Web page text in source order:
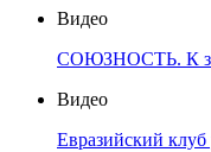
Видео
СОЮЗНОСТЬ. К
Видео
Евразийский